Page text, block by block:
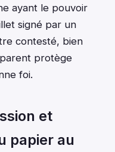
ayant le pouvoir
signé par un
contesté, bien
protège
foi.
et
papier au